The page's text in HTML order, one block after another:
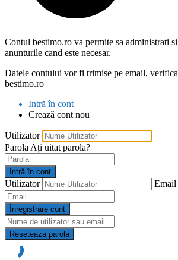
Contul bestimo.ro va permite sa administrati
anunturile cand este necesar.
Datele contului vor fi trimise pe email,
bestimo.ro
Intră în cont
Crează cont nou
Utilizator
Parola Ați uitat parola?
Intră în cont
Utilizator Email
Înregistrare cont
Reseteaza parola